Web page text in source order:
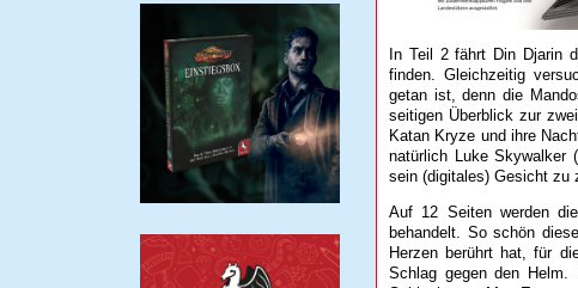
In Teil 2 fährt Din Djarin
finden. Gleichzeitig
getan ist, denn die
seitigen Überblick zur
Katan Kryze und ihre
natürlich Luke Skywalker
sein (digitales) Gesicht zu
Auf 12 Seiten werden
behandelt. So schön
Herzen berührt hat, für
Schlag gegen den Helm.